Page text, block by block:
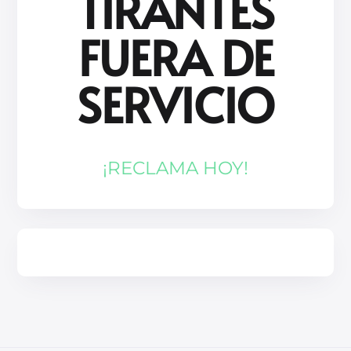
FUERA DE
SERVICIO
¡RECLAMA HOY!